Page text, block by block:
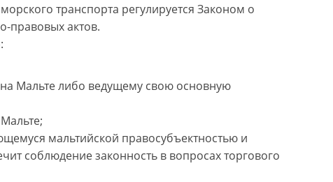
транспорта регулируется Законом о
правовых актов.
Мальте либо ведущему свою основную
мальтийской правосубъектностью и
соблюдение законность в вопросах торгового